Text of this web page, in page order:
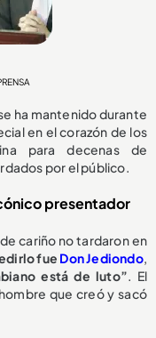
ha mantenido durante
en el corazón de los
para decenas de
por el público.
presentador
cariño no tardaron en
fue Don Jediondo,
está de luto”. El
que creó y sacó